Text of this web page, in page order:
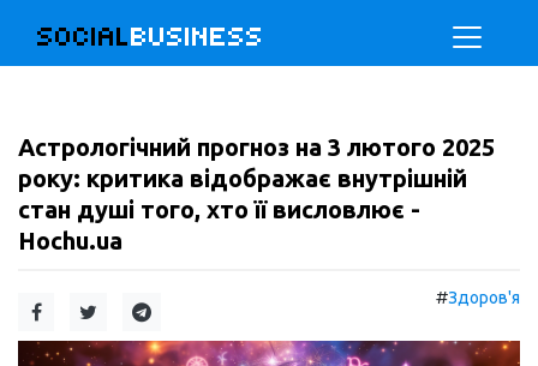
SOCIALBUSINESS
Астрологічний прогноз на 3 лютого 2025
року: критика відображає внутрішній
стан душі того, хто її висловлює -
Hochu.ua
#Здоров'я